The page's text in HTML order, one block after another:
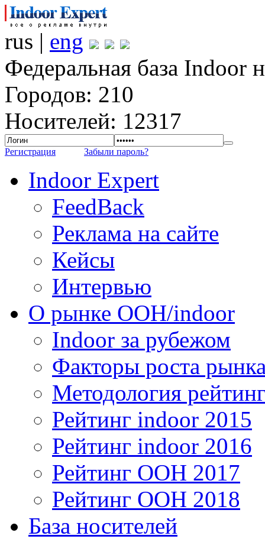
rus | eng
Федеральная база Indoor
Городов: 210
Носителей: 12317
Регистрация Забыли пароль?
Indoor Expert
FeedBack
Реклама на сайте
Кейсы
Интервью
О рынке OOH/indoor
Indoor за рубежом
Факторы роста
Методология
Рейтинг indoor 2015
Рейтинг indoor 2016
Рейтинг OOH 2017
Рейтинг OOH 2018
База носителей